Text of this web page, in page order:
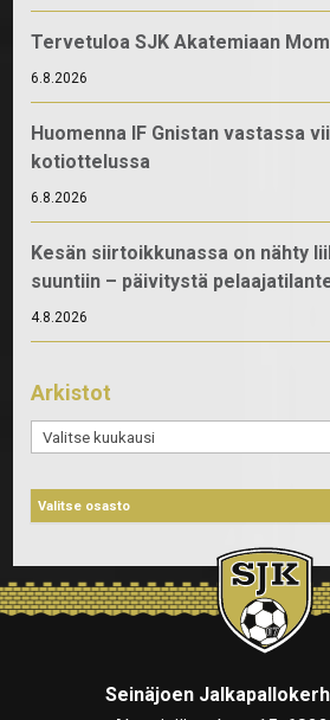
Tervetuloa SJK Akatemiaan
6.8.2026
Huomenna IF Gnistan vastassa
kotiottelussa
6.8.2026
Kesän siirtoikkunassa on nähty
suuntiin – päivitystä
4.8.2026
Arkistot
Arkistot
Seinäjoen